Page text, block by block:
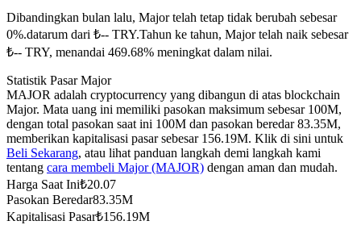
Kontrak berjangka menggunakan USDC sebagai jaminannya
Copy Trading
Bergabunglah dengan pedagang top
Dibandingkan bulan lalu, Major telah tetap tidak berubah sebesar
0%.datarum dari ₺-- TRY.Tahun ke tahun, Major telah naik sebesar
₺-- TRY, menandai 469.68% meningkat dalam nilai.
Statistik Pasar Major
MAJOR adalah cryptocurrency yang dibangun di atas blockchain
Major. Mata uang ini memiliki pasokan maksimum sebesar 100M,
dengan total pasokan saat ini 100M dan pasokan beredar 83.35M,
memberikan kapitalisasi pasar sebesar 156.19M. Klik di sini untuk
Beli Sekarang, atau lihat panduan langkah demi langkah kami
tentang cara membeli Major (MAJOR) dengan aman dan mudah.
Harga Saat Ini₺20.07
Pasokan Beredar83.35M
Kapitalisasi Pasar₺156.19M